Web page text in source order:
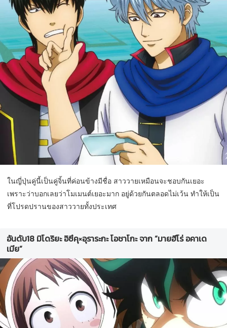
ในญี่ปุ่นคู่นี้เป็นคู่จิ้นที่ค่อนข้างมีชื่อ สาววายเหมือนจะชอบกันเยอะ
เพราะว่าบอกเลยว่าโมเมนต์เยอะมาก อยู่ด้วยกันตลอดไม่เว้น ทำให้เป็น
ที่โปรดปรานของสาววายทั้งประเทศ
อันดับ18 มิโดริยะ อิซึคุ×อุราระกะ โอชาโกะ จาก “มายฮีโร่ อคาเด
เมีย”